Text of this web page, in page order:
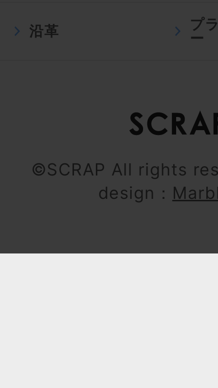
沿革
プ
ー
©SCRAP All rights
design：